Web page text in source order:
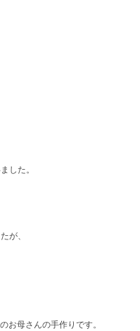
した。
が、
お母さんの手作りです。